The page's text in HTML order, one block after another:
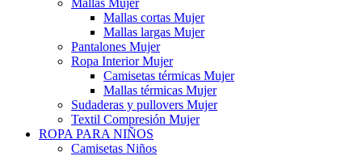
Mallas Mujer
Mallas cortas Mujer
Mallas largas Mujer
Pantalones Mujer
Ropa Interior Mujer
Camisetas térmicas Mujer
Mallas térmicas Mujer
Sudaderas y pullovers Mujer
Textil Compresión Mujer
ROPA PARA NIÑOS
Camisetas Niños